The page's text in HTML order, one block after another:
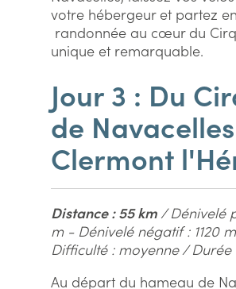
votre hébergeur et partez en
randonnée au cœur du
unique et remarquable.
Jour 3 : Du
de
Clermont
Distance : 55 km/ Dénivelé
m - Dénivelé négatif : 1120
Difficulté : moyenne / Durée
Au départ du hameau de